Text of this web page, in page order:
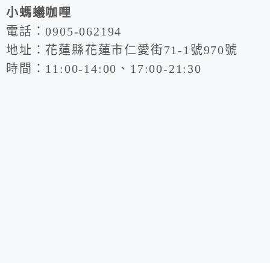
小螞蟻咖哩
電話：0905-062194
地址：花蓮縣花蓮市仁愛街71-1號970號
時間：11:00-14:00、17:00-21:30